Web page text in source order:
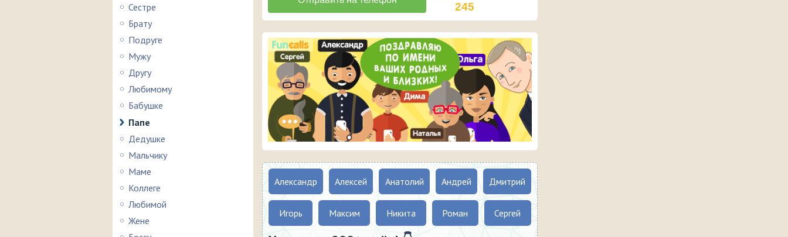
Сестре
Брату
Подруге
Мужу
Другу
Любимому
Бабушке
Папе
Дедушке
Мальчику
Маме
Коллеге
Любимой
Жене
245
Александр Алексей Анатолий Андрей Дмитрий
Игорь Максим Никита Роман Сергей